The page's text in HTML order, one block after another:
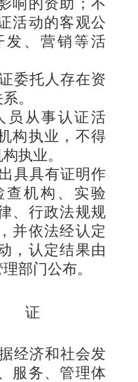
响的资助；不
活动的客观公
发、营销等活
委托人存在资
。
员从事认证活
构执业，不得
执业。
具具有证明作
查机构、实验
、行政法规规
并依法经认定
，认定结果由
部门公布。
证
经济和社会发
服务、管理体